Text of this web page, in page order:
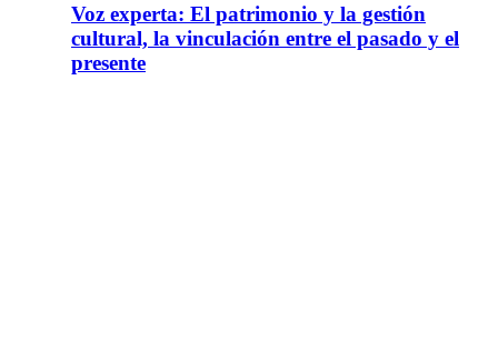
Voz experta: El patrimonio y la gestión
cultural, la vinculación entre el pasado y el
presente